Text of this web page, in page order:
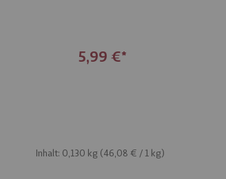
5,99 €
Inhalt: 0,130 kg (46,08 € / 1 kg)